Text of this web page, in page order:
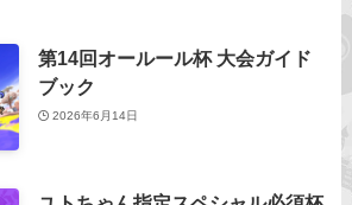
第14回オールール杯 大会ガイド
ブック
2026年6月14日